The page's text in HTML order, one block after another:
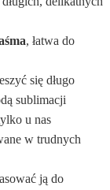
, łatwa do
się długo
sublimacji
u nas
w trudnych
ją do